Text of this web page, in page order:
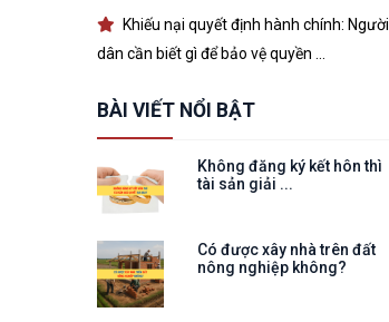
Khiếu nại quyết định hành chính: Người
dân cần biết gì để bảo vệ quyền ...
BÀI VIẾT NỔI BẬT
Không đăng ký kết hôn thì
tài sản giải ...
Có được xây nhà trên đất
nông nghiệp không?